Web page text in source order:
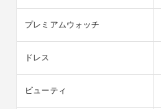
プレミアムウォッチ
ドレス
ビューティ